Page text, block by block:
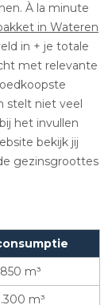
À la minute
in Wateren
in + je totale
met relevante
stelt niet veel
het invullen
bekijk jij
gezinsgroottes
850 m³
m³